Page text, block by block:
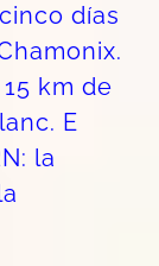
días
km de
E
la